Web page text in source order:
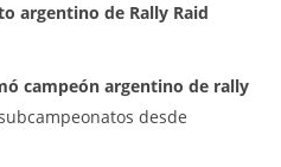
argentino de Rally Raid
campeón argentino de rally
desde